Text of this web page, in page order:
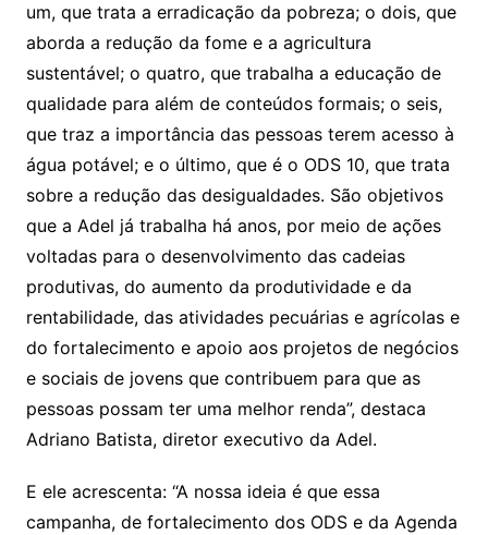
um, que trata a erradicação da pobreza; o dois, que
aborda a redução da fome e a agricultura
sustentável; o quatro, que trabalha a educação de
qualidade para além de conteúdos formais; o seis,
que traz a importância das pessoas terem acesso à
água potável; e o último, que é o ODS 10, que trata
sobre a redução das desigualdades. São objetivos
que a Adel já trabalha há anos, por meio de ações
voltadas para o desenvolvimento das cadeias
produtivas, do aumento da produtividade e da
rentabilidade, das atividades pecuárias e agrícolas e
do fortalecimento e apoio aos projetos de negócios
e sociais de jovens que contribuem para que as
pessoas possam ter uma melhor renda”, destaca
Adriano Batista, diretor executivo da Adel.
E ele acrescenta: “A nossa ideia é que essa
campanha, de fortalecimento dos ODS e da Agenda